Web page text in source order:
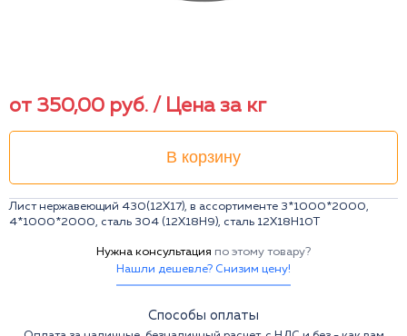
от 350,00 руб. / Цена за кг
В корзину
Лист нержавеющий 430(12Х17), в ассортименте 3*1000*2000,
4*1000*2000, сталь 304 (12Х18Н9), сталь 12Х18Н10Т
Нужна консультация по этому товару?
Нашли дешевле? Снизим цену!
Способы оплаты